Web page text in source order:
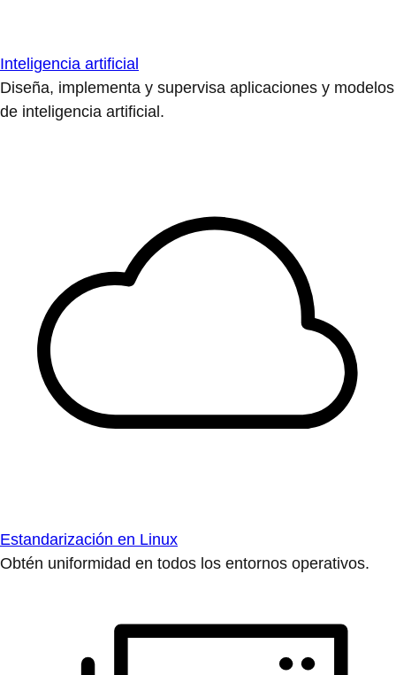
Inteligencia artificial
Diseña, implementa y supervisa aplicaciones y modelos
de inteligencia artificial.
Estandarización en Linux
Obtén uniformidad en todos los entornos operativos.